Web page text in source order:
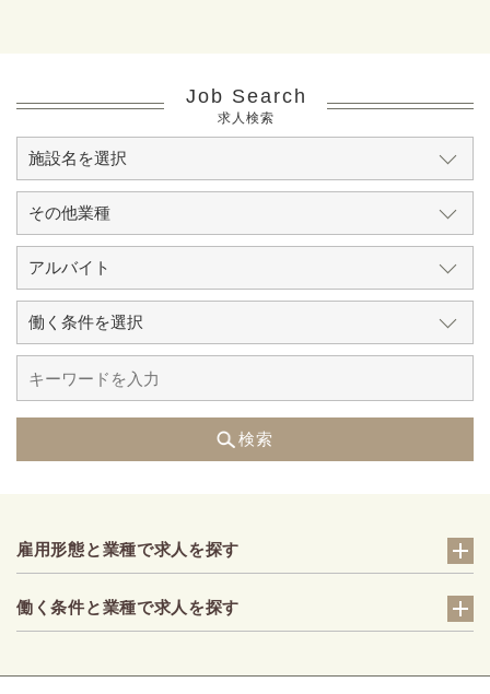
Job Search
求人検索
検索
雇用形態と業種で求人を探す
働く条件と業種で求人を探す